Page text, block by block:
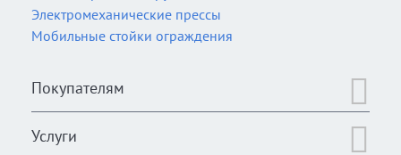
Электромеханические прессы
Мобильные стойки ограждения
Покупателям
Услуги